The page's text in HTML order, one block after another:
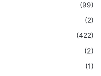
(99)
(2)
(422)
(2)
(1)